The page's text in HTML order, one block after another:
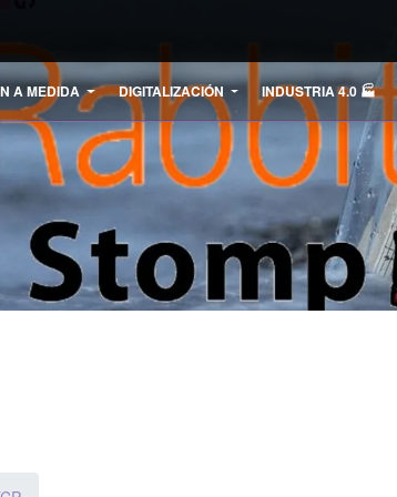
A MEDIDA DIGITALIZACIÓN INDUSTRIA 4.0 🏭